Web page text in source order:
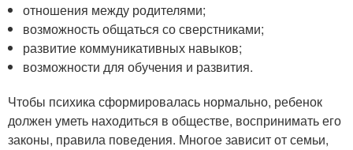
отношения между родителями;
возможность общаться со сверстниками;
развитие коммуникативных навыков;
возможности для обучения и развития.
Чтобы психика сформировалась нормально, ребенок
должен уметь находиться в обществе, воспринимать его
законы, правила поведения. Многое зависит от семьи,